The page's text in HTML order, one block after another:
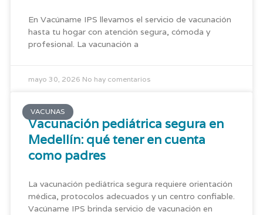
En Vacúname IPS llevamos el servicio de vacunación
hasta tu hogar con atención segura, cómoda y
profesional. La vacunación a
mayo 30, 2026 No hay comentarios
VACUNAS
Vacunación pediátrica segura en
Medellín: qué tener en cuenta
como padres
La vacunación pediátrica segura requiere orientación
médica, protocolos adecuados y un centro confiable.
Vacúname IPS brinda servicio de vacunación en